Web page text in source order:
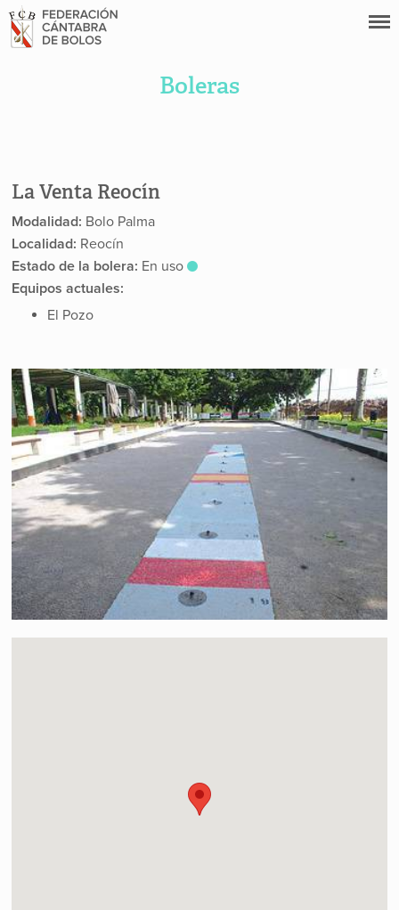
Boleras
La Venta Reocín
Modalidad: Bolo Palma
Localidad: Reocín
Estado de la bolera: En uso
Equipos actuales:
El Pozo